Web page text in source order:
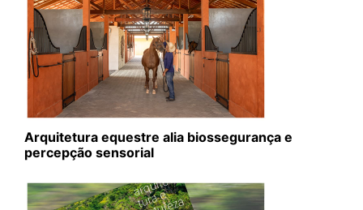
Arquitetura equestre alia biossegurança e
percepção sensorial